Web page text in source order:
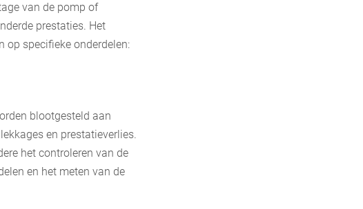
van de pomp of
prestaties. Het
op specifieke onderdelen:
blootgesteld aan
en prestatieverlies.
het controleren van de
en het meten van de